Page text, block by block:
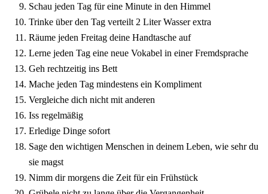
Schau jeden Tag für eine Minute in den Himmel
Trinke über den Tag verteilt 2 Liter Wasser extra
Räume jeden Freitag deine Handtasche auf
Lerne jeden Tag eine neue Vokabel in einer Fremdsprache
Geh rechtzeitig ins Bett
Mache jeden Tag mindestens ein Kompliment
Vergleiche dich nicht mit anderen
Iss regelmäßig
Erledige Dinge sofort
Sage den wichtigen Menschen in deinem Leben, wie sehr du
sie magst
Nimm dir morgens die Zeit für ein Frühstück